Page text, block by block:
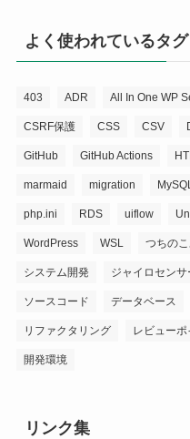
よく使われているタグ
403 ADR All In One WP
CSRF保護 CSS CSV
GitHub GitHub Actions
marmaid migration
php.ini RDS uiflow
WordPress WSL つちの
システム開発 ジャイロセンサ
ソースコード データベース
リファクタリング レビューポ
開発環境
リンク集